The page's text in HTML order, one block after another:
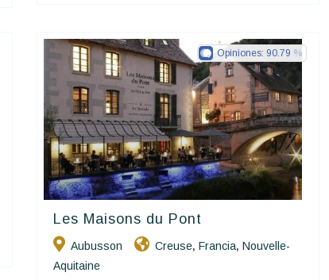
Charme Et Caractère Luxury
Hôtels De Charme & De Caractère
Les Maisons du Pont
Aubusson Creuse, Francia, Nouvelle-
Aquitaine
Opiniones: 90.79